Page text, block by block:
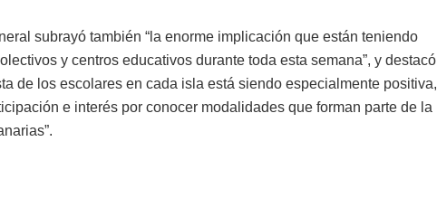
subrayó también “la enorme implicación que están teniendo
y centros educativos durante toda esta semana”, y destacó
de los escolares en cada isla está siendo especialmente positiva,
e interés por conocer modalidades que forman parte de la